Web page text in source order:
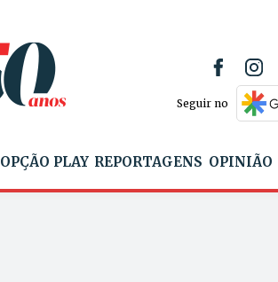
Seguir no
OPÇÃO PLAY REPORTAGENS OPINIÃO